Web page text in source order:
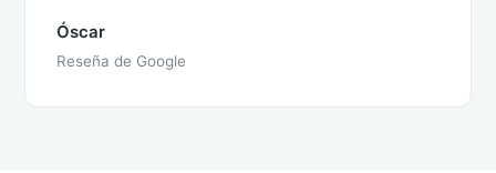
Óscar
Reseña de Google